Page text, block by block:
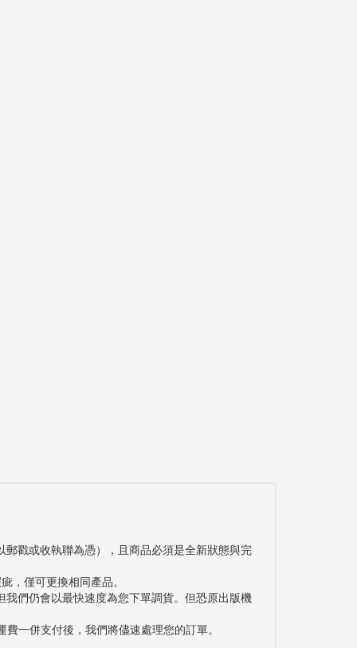
戳或收執聯為憑），且商品必須是全新狀態與完
，僅可更換相同產品。
們仍會以最快速度為您下單調貨。但恐原出版機
一併支付後，我們將儘速處理您的訂單。